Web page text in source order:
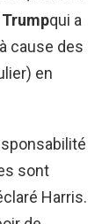
qui a
cause des
en
sont
Harris.